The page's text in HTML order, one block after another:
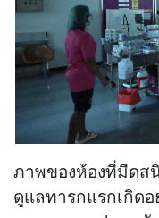
ภาพของห้องที่มืดส
ดูแลทารกแรกเกิด